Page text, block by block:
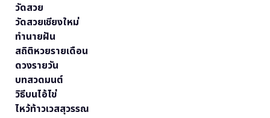
วัดสวย
วัดสวยเชียงใหม่
ทำนายฝัน
สถิติหวยรายเดือน
ดวงรายวัน
บทสวดมนต์
วิธีบนไอ้ไข่
ไหว้ท้าวเวสสุวรรณ